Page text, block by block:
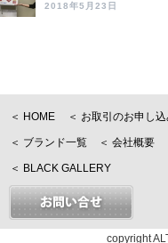
2018年5月23日
＜ HOME ＜ お取引のお申し
＜ ブランド一覧 ＜ 会社概要
＜ BLACK GALLERY
copyright